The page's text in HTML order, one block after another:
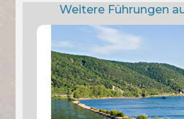
Weitere Führungen